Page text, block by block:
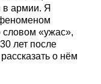
армии. Я
словом «ужас»,
лет после
о нём